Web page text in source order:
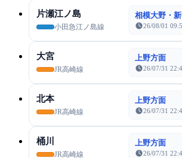
片瀬江ノ島
小田急江ノ島線
相模大野・
26/08/01
大宮
JR高崎線
上野方面
26/07/31
北本
JR高崎線
上野方面
26/07/31
桶川
JR高崎線
上野方面
26/07/31